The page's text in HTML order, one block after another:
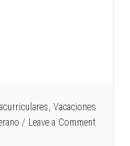
, Vacaciones
Leave a Comment